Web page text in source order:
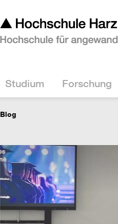
Studium Forschung
Blog
Virtuelle